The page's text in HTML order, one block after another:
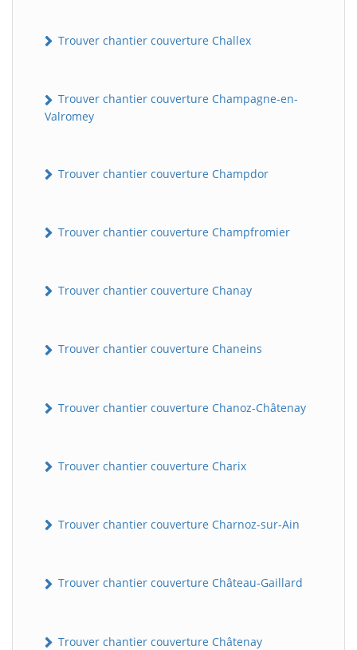
Trouver chantier couverture Challex
Trouver chantier couverture Champagne-en-
Valromey
Trouver chantier couverture Champdor
Trouver chantier couverture Champfromier
Trouver chantier couverture Chanay
Trouver chantier couverture Chaneins
Trouver chantier couverture Chanoz-Châtenay
Trouver chantier couverture Charix
Trouver chantier couverture Charnoz-sur-Ain
Trouver chantier couverture Château-Gaillard
Trouver chantier couverture Châtenay